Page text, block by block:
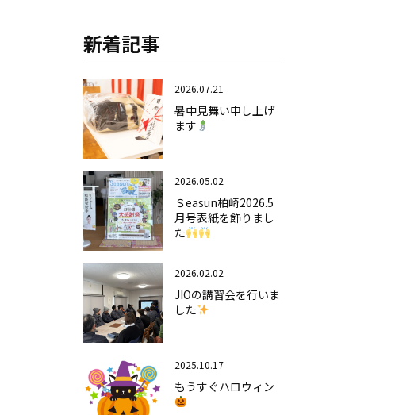
新着記事
2026.07.21
暑中見舞い申し上げ
ます
2026.05.02
Ｓeasun柏崎2026.5
月号表紙を飾りまし
た
2026.02.02
JIOの講習会を行いま
した
2025.10.17
もうすぐハロウィン